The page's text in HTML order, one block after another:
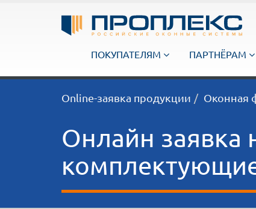
ПОКУПАТЕЛЯМ ПАРТНЁРАМ
Online-заявка продукции Оконная
Онлайн заявка